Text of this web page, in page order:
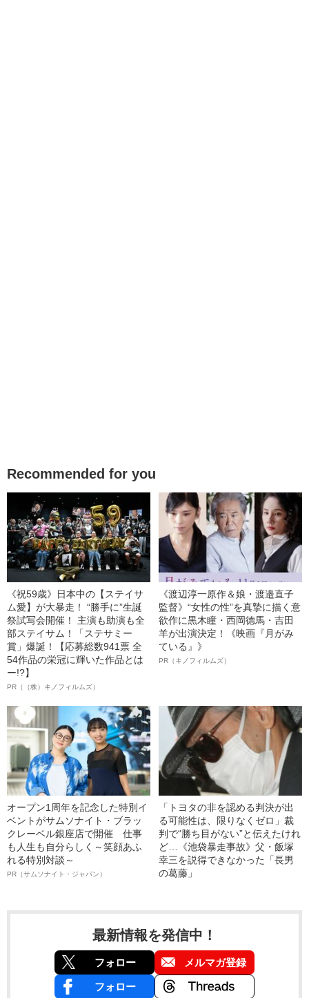
Recommended for you
《祝59歳》日本中の【ステイサ
ム愛】が大暴走！ “勝手に”生誕
祭試写会開催！ 主演も助演も全
部ステイサム！「ステサミー
賞」爆誕！【応募総数941票 全
54作品の栄冠に輝いた作品とは
ー!?】
PR（（株）キノフィルムズ）
《渡辺淳一原作＆娘・渡邉直子
監督》“女性の性”を真摯に描く意
欲作に黒木瞳・西岡德馬・吉田
羊が出演決定！《映画『月がみ
ている』》
PR（キノフィルムズ）
オープン1周年を記念した特別イ
ベントがサムソナイト・ブラッ
クレーベル銀座店で開催 仕事
も人生も自分らしく～笑顔あふ
れる特別対談～
PR（サムソナイト・ジャパン）
「トヨタの非を認める判決が出
る可能性は、限りなくゼロ」裁
判で“勝ち目がない”と伝えたけれ
ど…《池袋暴走事故》父・飯塚
幸三を説得できなかった「長男
の葛藤」
最新情報を発信中！
フォロー メルマガ登録
フォロー